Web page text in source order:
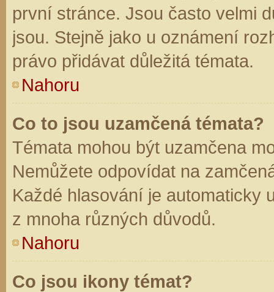
první stránce. Jsou často velmi
jsou. Stejně jako u oznámení
právo přidávat důležitá témata.
Nahoru
Co to jsou uzamčená témata?
Témata mohou být uzamčena
Nemůžete odpovídat na
Každé hlasování je automaticky
z mnoha různých důvodů.
Nahoru
Co jsou ikony témat?